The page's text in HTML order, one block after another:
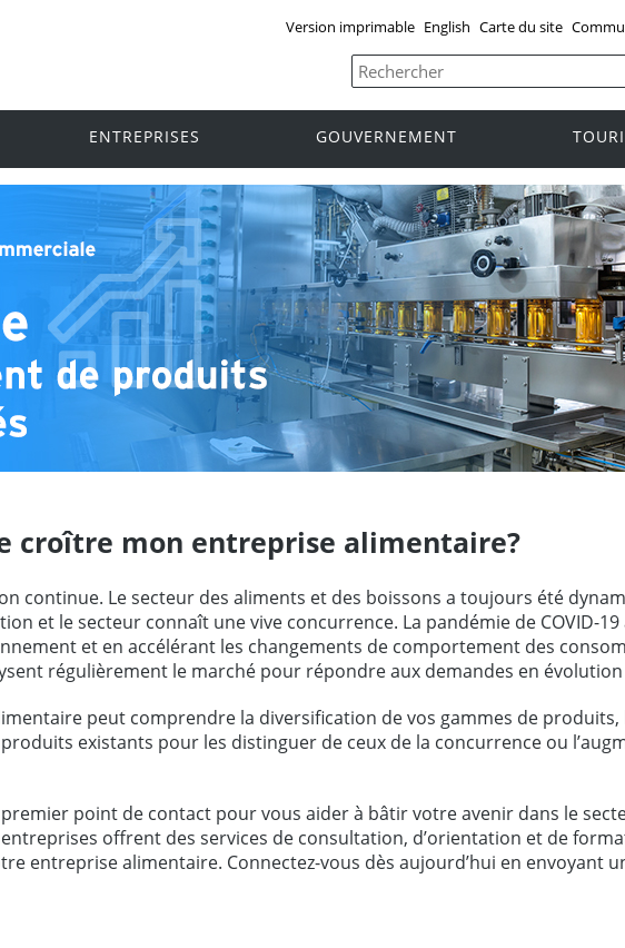
Version imprimable English Carte du site
ENTREPRISES GOUVERNEMENT
croître mon entreprise alimentaire?
continue. Le secteur des aliments et des boissons a toujours été
et le secteur connaît une vive concurrence. La pandémie de COVID-19
et en accélérant les changements de comportement des
régulièrement le marché pour répondre aux demandes en
peut comprendre la diversification de vos gammes de
existants pour les distinguer de ceux de la concurrence ou
point de contact pour vous aider à bâtir votre avenir dans le
offrent des services de consultation, d’orientation et de
entreprise alimentaire. Connectez-vous dès aujourd’hui en envoyant